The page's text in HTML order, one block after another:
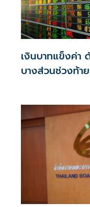
เงินบาทแข็งค่า
บางส่วนช่วงท้า